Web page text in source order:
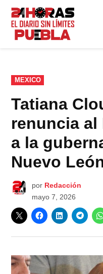
Saltar
contenido
PUBLICADO
EN
MEXICO
Tatiana
renuncia al
a la
Nuevo
por Redacción
mayo 7, 2026